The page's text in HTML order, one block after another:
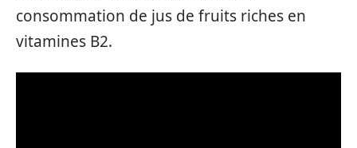
consommation de jus de fruits riches en
vitamines B2.